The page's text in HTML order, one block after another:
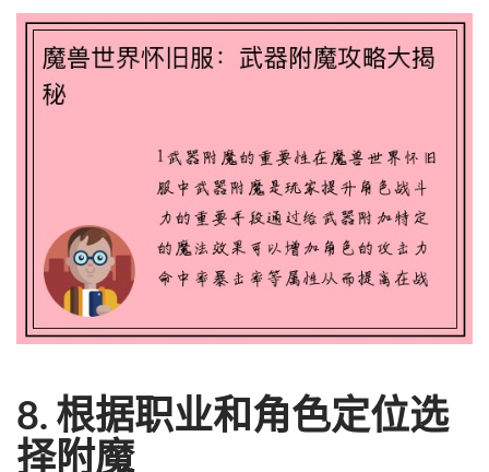
8. 根据职业和角色定位选
择附魔